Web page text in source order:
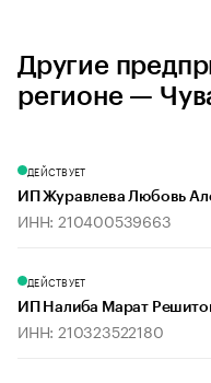
Другие
регионе —
ДЕЙСТВУЕТ
ИП Журавлева Любовь
ИНН: 210400539663
ДЕЙСТВУЕТ
ИП Налиба Марат
ИНН: 210323522180